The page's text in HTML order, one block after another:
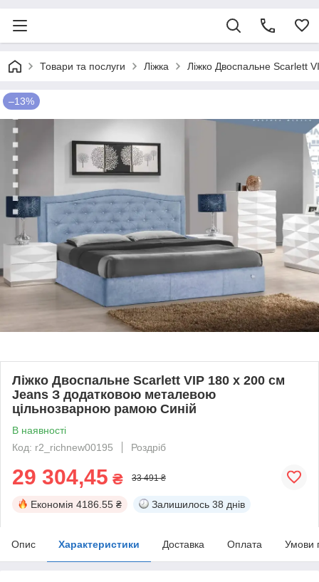
Товари та послуги Ліжка Ліжко Двоспальне Scarlett
–13%
Ліжко Двоспальне Scarlett VIP 180 х 200 см
Jeans З додатковою металевою
цільнозварною рамою Синій
В наявності
Код: r2_richnew00195
Роздріб
29 304,45 ₴ 33 491 ₴
Економія 4186.55 ₴ Залишилось 38 днів
Опис Характеристики Доставка Оплата Умови